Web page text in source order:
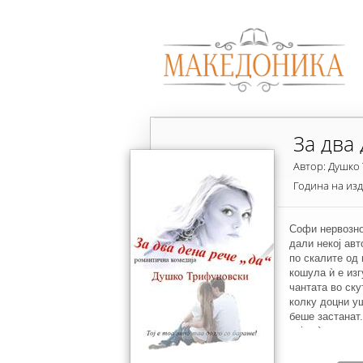
За два
Автор: Душко
Година на
Софи
дали некој
по скалите од
кошула ѝ е
чантата во
колку доцни
беше
пајак ѝ го
Дури и